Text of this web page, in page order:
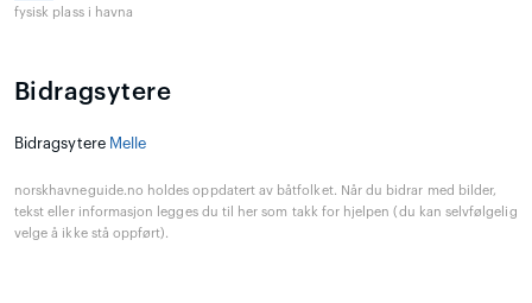
fysisk plass i havna
Bidragsytere
Bidragsytere Melle
norskhavneguide.no holdes oppdatert av båtfolket. Når du bidrar med bilder,
tekst eller informasjon legges du til her som takk for hjelpen (du kan selvfølgelig
velge å ikke stå oppført).